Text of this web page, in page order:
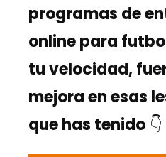
programas de
online para
tu velocidad,
mejora en esas
que has tenido 👇